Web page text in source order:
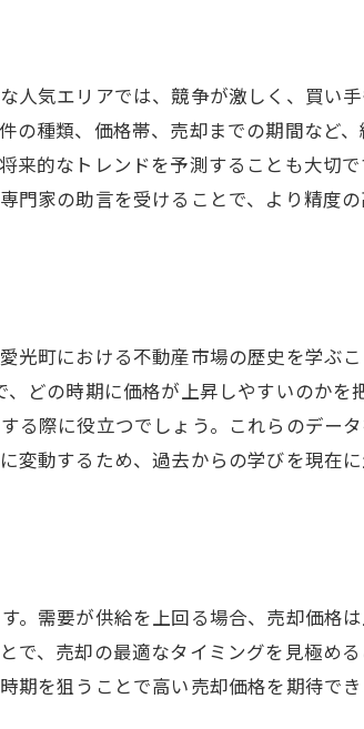
ング
較
るメリット
気エリアでは、競争が激しく、買い
種類、価格帯、売却までの期間など
的なトレンドを予測することも大切
門家の助言を受けることで、より精度
町における不動産市場の歴史を学ぶ
どの時期に価格が上昇しやすいのかを
る際に役立つでしょう。これらのデー
動するため、過去からの学びを現在
需要が供給を上回る場合、売却価格
、売却の最適なタイミングを見極め
を狙うことで高い売却価格を期待でき